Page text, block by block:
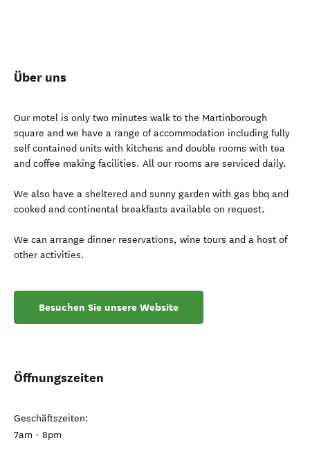
Über uns
Our motel is only two minutes walk to the Martinborough
square and we have a range of accommodation including fully
self contained units with kitchens and double rooms with tea
and coffee making facilities. All our rooms are serviced daily.
We also have a sheltered and sunny garden with gas bbq and
cooked and continental breakfasts available on request.
We can arrange dinner reservations, wine tours and a host of
other activities.
Besuchen Sie unsere Website
Öffnungszeiten
Geschäftszeiten:
7am - 8pm